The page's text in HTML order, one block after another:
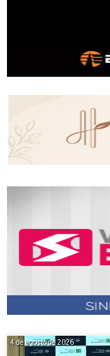
4 de agosto de 2026